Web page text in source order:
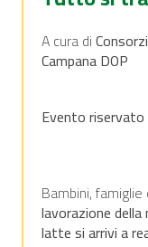
A cura di
Campana DOP
Evento riservato
Bambini,
lavorazione
latte si arrivi a